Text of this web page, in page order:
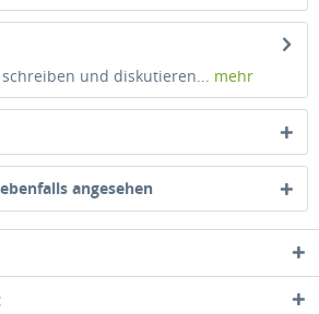
und diskutieren... mehr
angesehen